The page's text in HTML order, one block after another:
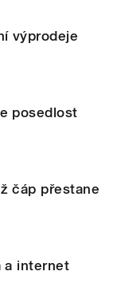
výprodeje
posedlost
čáp přestane
a internet